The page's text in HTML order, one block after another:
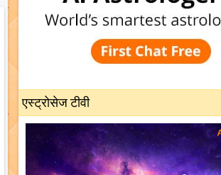
एस्ट्रोसेज टीवी